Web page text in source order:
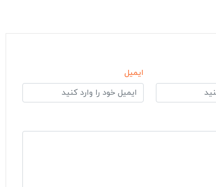
ایمیل